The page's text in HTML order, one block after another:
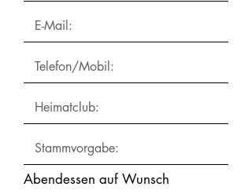
Abendessen auf Wunsch